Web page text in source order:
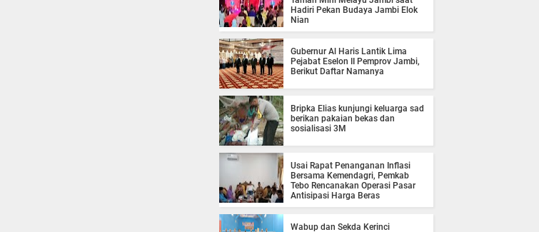
Hadiri Pekan Budaya Jambi Elok
Nian
Gubernur Al Haris Lantik Lima
Pejabat Eselon II Pemprov Jambi,
Berikut Daftar Namanya
Bripka Elias kunjungi keluarga sad
berikan pakaian bekas dan
sosialisasi 3M
Usai Rapat Penanganan Inflasi
Bersama Kemendagri, Pemkab
Tebo Rencanakan Operasi Pasar
Antisipasi Harga Beras
Wabup dan Sekda Kerinci